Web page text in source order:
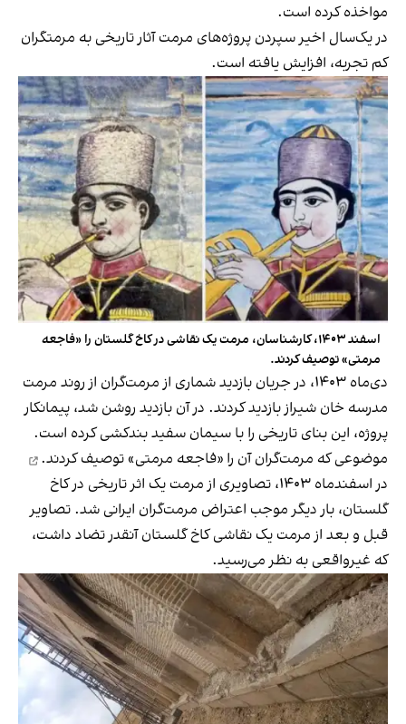
مواخذه کرده است.
در یک‌سال اخیر سپردن پروژه‌های مرمت آثار تاریخی به مرمتگران
کم تجربه، افزایش یافته است.
اسفند ۱۴۰۳، کارشناسان، مرمت یک نقاشی در کاخ گلستان را «فاجعه
مرمتی» توصیف کردند.
دی‌ماه ۱۴۰۳، در جریان بازدید شماری از مرمت‌گران از روند مرمت
مدرسه خان شیراز بازدید کردند. در آن بازدید روشن شد، پیمانکار
پروژه، این بنای تاریخی را با سیمان سفید بندکشی کرده است.
موضوعی که مرمت‌گران آن را «فاجعه مرمتی»توصیف کردند.
در اسفندماه ۱۴۰۳، تصاویری از مرمت یک اثر تاریخی در کاخ
گلستان، بار دیگر موجب اعتراض مرمت‌گران ایرانی شد. تصاویر
قبل و بعد از مرمت یک نقاشی کاخ گلستان آنقدر تضاد داشت،
که غیرواقعی به نظر می‌رسید.